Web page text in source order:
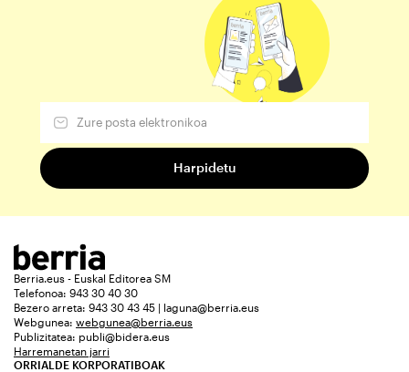
Berria.eus - Euskal Editorea SM
Telefonoa: 943 30 40 30
Bezero arreta: 943 30 43 45 | laguna@berria.eus
Webgunea: webgunea@berria.eus
Publizitatea: publi@bidera.eus
Harremanetan jarri
ORRIALDE KORPORATIBOAK